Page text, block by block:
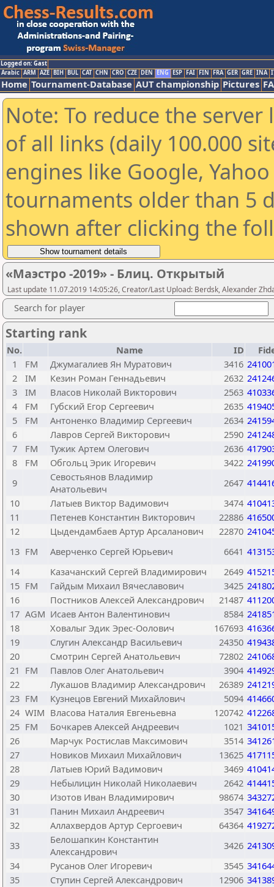
Logged on: Gast
Arabic ARM AZE BIH BUL CAT CHN CRO CZE DEN ENG ESP FAI FIN FRA GER GRE INA
Home Tournament-Database AUT championship Pictures
Note: To reduce the
of all links (daily 100.000
engines like Google,
tournaments older than 5
shown after clicking the
«Маэстро -2019» - Блиц. Открытый
Last update 11.07.2019 14:05:26, Creator/Last Upload: Berdsk, Alexander
Search for player
Starting rank
No. Name ID
1
FM Джумагалиев Ян Муратович 3416
2
IM Кезин Роман Геннадьевич 2632
3
IM Власов Николай Викторович 2563
4
FM Губский Егор Сергеевич 2635
5
FM Антоненко Владимир Сергеевич 2634
6
Лавров Сергей Викторович 2590
7
FM Тужик Артем Олегович 2636
8
FM Обгольц Эрик Игоревич 3422
9
Севостьянов Владимир
Анатольевич
2647
10
Латыев Виктор Вадимович 3474
11
Петенев Константин Викторович 22886
12
Цыдендамбаев Артур Арсаланович 22870
13 FM Аверченко Сергей Юрьевич 6641
14
Казачанский Сергей Владимирович 2649
15 FM Гайдым Михаил Вячеславович 3425
16
Постников Алексей Александрович 21487
17 AGM Исаев Антон Валентинович 8584
18
Ховалыг Эдик Эрес-Оолович 167693
19
Слугин Александр Васильевич 24350
20
Смотрин Сергей Анатольевич 72802
21 FM Павлов Олег Анатольевич 3904
22
Лукашов Владимир Александрович 26389
23 FM Кузнецов Евгений Михайлович 5094
24 WIM Власова Наталия Евгеньевна 120742
25 FM Бочкарев Алексей Андреевич 1021
26
Марчук Ростислав Максимович 3514
27
Новиков Михаил Михайлович 13625
28
Латыев Юрий Вадимович 3469
29
Небылицин Николай Николаевич 2642
30
Изотов Иван Владимирович 98674
31
Панин Михаил Андреевич 3547
32
Аллахвердов Артур Сергоевич 64364
33
Белошапкин Константин
Александрович
3426
34
Русанов Олег Игоревич 3545
35
Ступин Сергей Александрович 12906